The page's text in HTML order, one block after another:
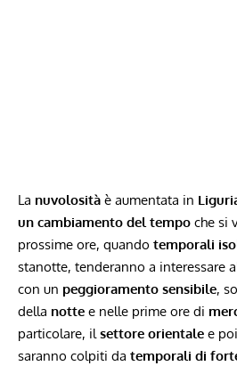
La nuvolosità è aumentata in
un cambiamento del tempo che si
prossime ore, quando temporali
stanotte, tenderanno a interessare
con un peggioramento sensibile,
della notte e nelle prime ore di
particolare, ilsettore orientale e
saranno colpiti da temporali di